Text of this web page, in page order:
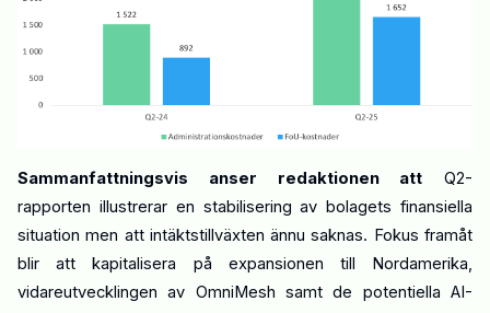
Sammanfattningsvis anser redaktionen att
Q2-
rapporten illustrerar en stabilisering av bolagets finansiella
situation men att intäktstillväxten ännu saknas. Fokus framåt
blir att kapitalisera på expansionen till Nordamerika,
vidareutvecklingen av OmniMesh samt de potentiella AI-